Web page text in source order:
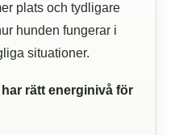
plats och tydligare
hunden fungerar i
situationer.
rätt energinivå för